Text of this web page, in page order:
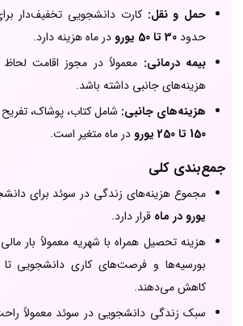
حمل و نقل: کارت دانشجویی تخفیف‌دار
حدود30 تا 50 یورو
در ماه هزینه دارد.
بیمه درمانی: معمولاً در مجوز اقامت
هزینه‌های جانبی داشته باشد.
هزینه‌های جانبی: شامل کتاب، پوشاک،
150 تا 250 یورو
در ماه متغیر است.
جمع‌بندی کلی
مجموع هزینه‌های زندگی در سوئد برای
یورو در ماه قرار دارد.
هزینه تحصیل همراه با شهریه معمولاً بار
بورسیه‌ها و فرصت‌های کاری دانشجویی
کاهش می‌دهند.
سبک زندگی دانشجویی در سوئد معمولاً